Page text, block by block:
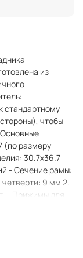
из
стандартному
чтобы
Основные
(по размеру
30.7x36.7
- Сечение рамы:
9 мм 2.
- Прижимы для
для
бисером и